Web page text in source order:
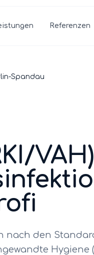
Referenzen
Spandau
VAH)
den
Hygiene